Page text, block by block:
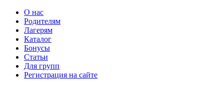
О нас
Родителям
Лагерям
Каталог
Бонусы
Статьи
Для групп
Регистрация на сайте